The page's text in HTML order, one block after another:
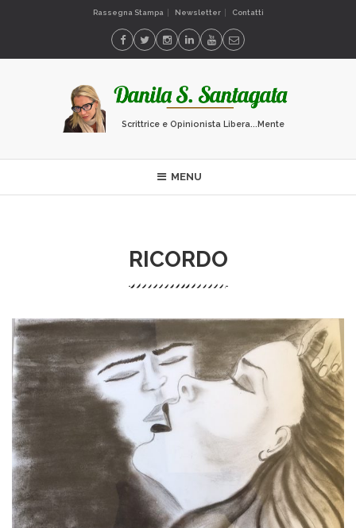
Rassegna Stampa Newsletter Contatti
Scrittrice e Opinionista Libera...Mente
MENU
RICORDO